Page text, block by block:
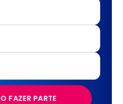
FAZER PARTE